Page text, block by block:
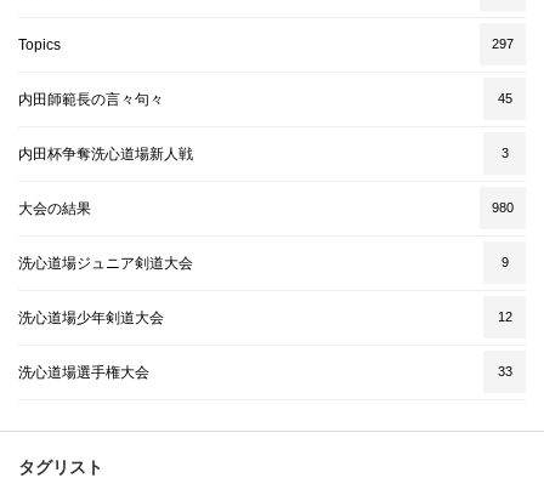
Topics 297
内田師範長の言々句々 45
内田杯争奪洗心道場新人戦 3
大会の結果 980
洗心道場ジュニア剣道大会 9
洗心道場少年剣道大会 12
洗心道場選手権大会 33
タグリスト